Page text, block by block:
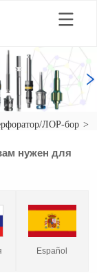
ЛОР-бор >
нужен для
Español